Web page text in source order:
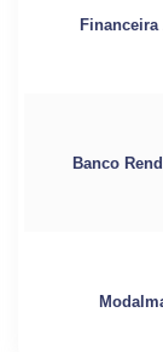
Financeira
Banco